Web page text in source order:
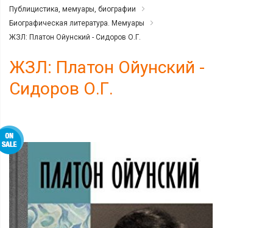
Публицистика, мемуары, биографии
Биографическая литература. Мемуары
ЖЗЛ: Платон Ойунский - Сидоров О.Г.
ЖЗЛ: Платон Ойунский -
Сидоров О.Г.